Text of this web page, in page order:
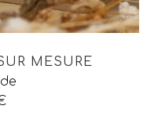
MESURE